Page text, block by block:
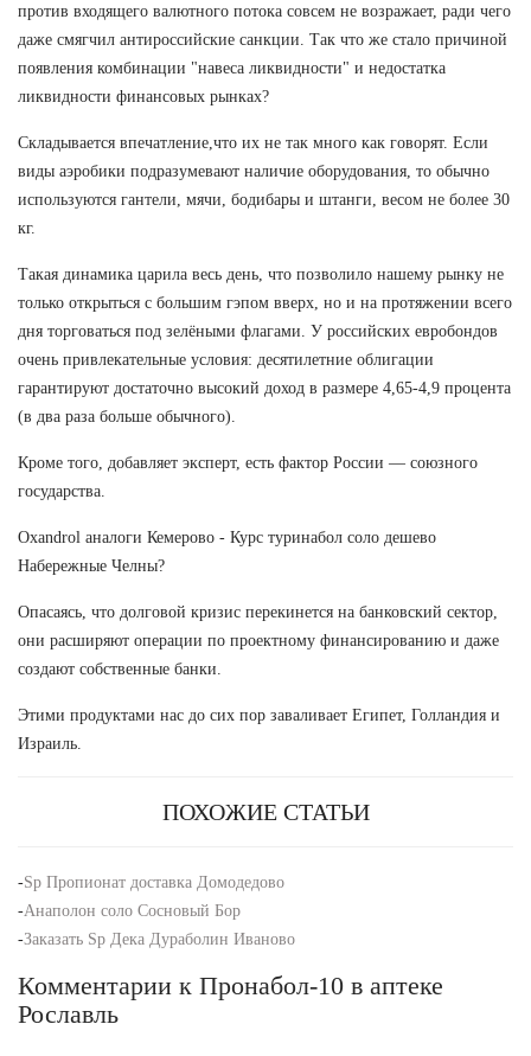
против входящего валютного потока совсем не возражает, ради чего
даже смягчил антироссийские санкции. Так что же стало причиной
появления комбинации "навеса ликвидности" и недостатка
ликвидности финансовых рынках?
Складывается впечатление,что их не так много как говорят. Если
виды аэробики подразумевают наличие оборудования, то обычно
используются гантели, мячи, бодибары и штанги, весом не более 30
кг.
Такая динамика царила весь день, что позволило нашему рынку не
только открыться с большим гэпом вверх, но и на протяжении всего
дня торговаться под зелёными флагами. У российских евробондов
очень привлекательные условия: десятилетние облигации
гарантируют достаточно высокий доход в размере 4,65-4,9 процента
(в два раза больше обычного).
Кроме того, добавляет эксперт, есть фактор России — союзного
государства.
Oxandrol аналоги Кемерово - Курс туринабол соло дешево
Набережные Челны?
Опасаясь, что долговой кризис перекинется на банковский сектор,
они расширяют операции по проектному финансированию и даже
создают собственные банки.
Этими продуктами нас до сих пор заваливает Египет, Голландия и
Израиль.
ПОХОЖИЕ СТАТЬИ
-Sp Пропионат доставка Домодедово
-Анаполон соло Сосновый Бор
-Заказать Sp Дека Дураболин Иваново
Комментарии к Пронабол-10 в аптеке
Рославль